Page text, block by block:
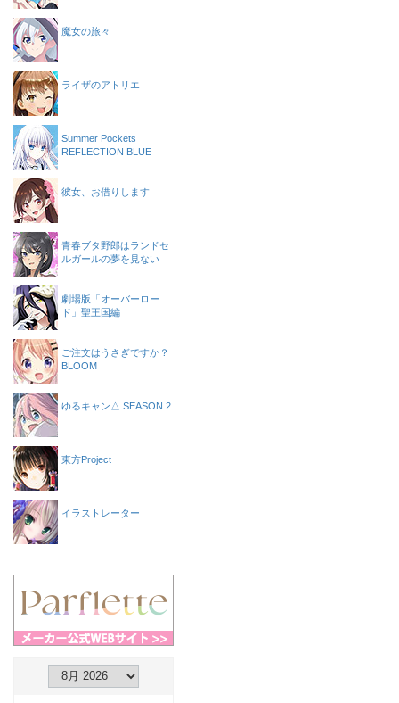
魔女の旅々
ライザのアトリエ
Summer Pockets
REFLECTION BLUE
彼女、お借りします
青春ブタ野郎はランドセ
ルガールの夢を見ない
劇場版「オーバーロー
ド」聖王国編
ご注文はうさぎですか？
BLOOM
ゆるキャン△ SEASON 2
東方Project
イラストレーター